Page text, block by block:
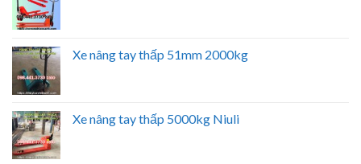
Xe nâng tay thấp 51mm 2000kg
Xe nâng tay thấp 5000kg Niuli